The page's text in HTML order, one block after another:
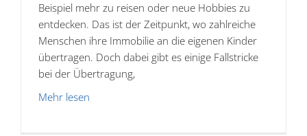
Beispiel mehr zu reisen oder neue Hobbies zu
entdecken. Das ist der Zeitpunkt, wo zahlreiche
Menschen ihre Immobilie an die eigenen Kinder
übertragen. Doch dabei gibt es einige Fallstricke
bei der Übertragung,
Mehr lesen